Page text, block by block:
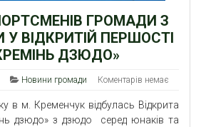
ГРОМАДИ З
ВІДКРИТІЙ ПЕРШОСТІ
ДЗЮДО»
Новини громади Коментарів немає
в м. Кременчук відбулась Відкрита
дзюдо» з дзюдо серед юнаків та